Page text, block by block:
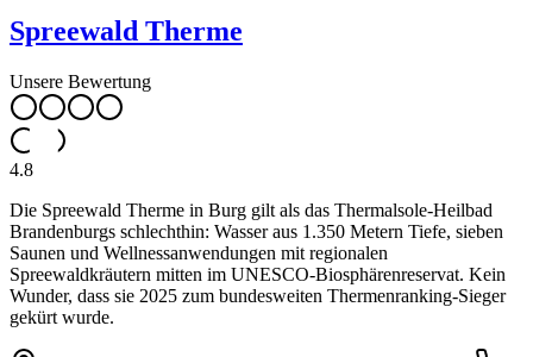
Spreewald Therme
Unsere Bewertung
4.8
Die Spreewald Therme in Burg gilt als das Thermalsole-Heilbad
Brandenburgs schlechthin: Wasser aus 1.350 Metern Tiefe, sieben
Saunen und Wellnessanwendungen mit regionalen
Spreewaldkräutern mitten im UNESCO-Biosphärenreservat. Kein
Wunder, dass sie 2025 zum bundesweiten Thermenranking-Sieger
gekürt wurde.